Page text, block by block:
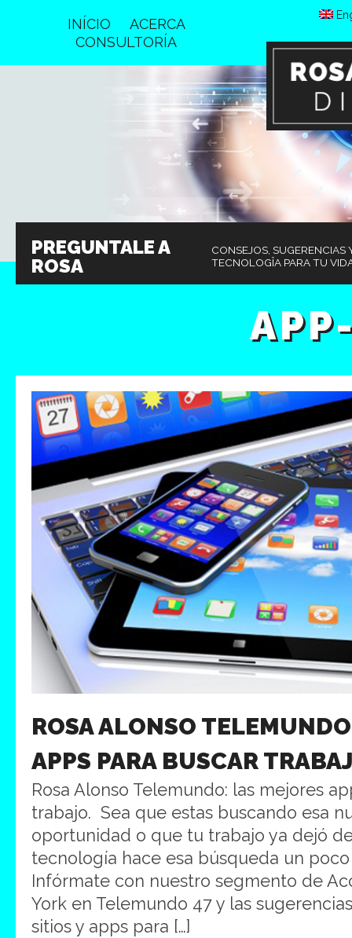
INÍCIO
ACERCA
CONSULTORÍA
PREGUNTALE A
ROSA
CONSEJOS, SUGERENCIAS
TECNOLOGÎA PARA TU
ROSA ALONSO
APPS PARA BUSCAR
Rosa Alonso Telemundo: las mejores
trabajo. Sea que estas buscando esa
oportunidad o que tu trabajo ya dejó
tecnología hace esa búsqueda un
Infórmate con nuestro segmento de
York en Telemundo 47 y las
sitios y apps para […]